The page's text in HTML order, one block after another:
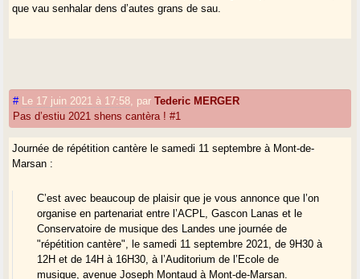
que vau senhalar dens d’autes grans de sau.
# Le 17 juin 2021 à 17:58 parTederic MERGER
Pas d’estiu 2021 shens cantèra ! #1
Journée de répétition cantère le samedi 11 septembre à Mont-de-
Marsan :
C’est avec beaucoup de plaisir que je vous annonce que l’on
organise en partenariat entre l’ACPL, Gascon Lanas et le
Conservatoire de musique des Landes une journée de
"répétition cantère", le samedi 11 septembre 2021, de 9H30 à
12H et de 14H à 16H30, à l’Auditorium de l’Ecole de
musique, avenue Joseph Montaud à Mont-de-Marsan.